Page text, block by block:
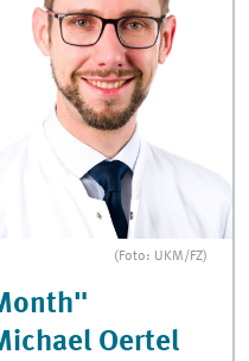
(Foto: UKM/FZ)
Oertel